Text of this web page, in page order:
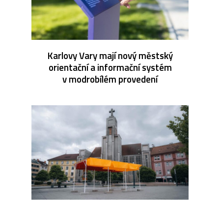
Karlovy Vary mají nový městský
orientační a informační systém
v modrobílém provedení